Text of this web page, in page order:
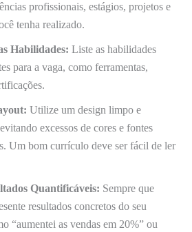
profissionais, estágios, projetos e
tenha realizado.
Habilidades: Liste as habilidades
para a vaga, como ferramentas,
Utilize um design limpo e
excessos de cores e fontes
Um bom currículo deve ser fácil de ler
Quantificáveis: Sempre que
resultados concretos do seu
“aumentei as vendas em 20%” ou